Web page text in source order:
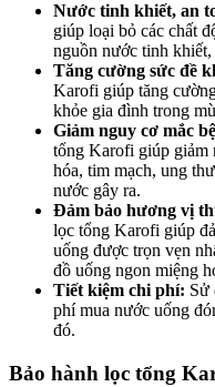
Nước tinh khiết, an
giúp loại bỏ các chất
nguồn nước tinh
Tăng cường sức đề
Karofi giúp tăng
khỏe gia đình trong
Giảm nguy cơ mắc
tổng Karofi giúp giảm
hóa, tim mạch, ung
nước gây ra.
Đảm bảo hương vị
lọc tổng Karofi giúp
uống được trọn vẹn
đồ uống ngon miệng
Tiết kiệm chi phí: Sử
phí mua nước uống
đó.
Bảo hành lọc tổng